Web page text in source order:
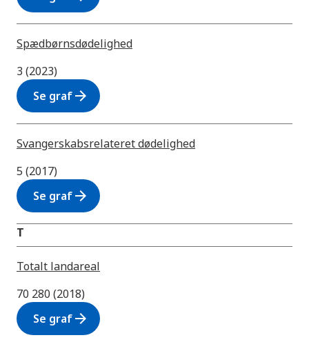
Spædbørnsdødelighed
3 (2023)
Se grafarrow_forward
Svangerskabsrelateret dødelighed
5 (2017)
Se grafarrow_forward
T
Totalt landareal
70 280 (2018)
Se grafarrow_forward